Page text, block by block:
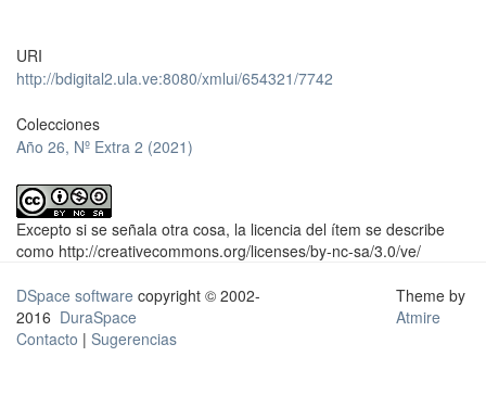
URI
http://bdigital2.ula.ve:8080/xmlui/654321/7742
Colecciones
Año 26, Nº Extra 2 (2021)
Excepto si se señala otra cosa, la licencia del ítem se describe
como http://creativecommons.org/licenses/by-nc-sa/3.0/ve/
DSpace software copyright © 2002-
2016 DuraSpace
Contacto | Sugerencias
Theme by
Atmire